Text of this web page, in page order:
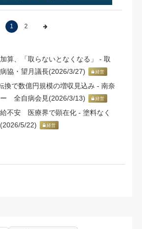
1 2
算、「取らないとなくなる」 - 取
協・望月議長(2026/3/27)
経営
換で数億円規模の増収見込み - 南奈
ー 全自病会見(2026/3/13)
経営
不安 医療界で顕在化 - 塗料なく
5/22)
経営